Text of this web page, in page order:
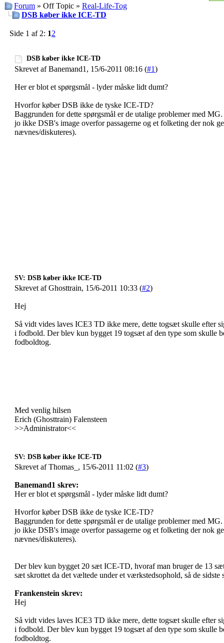
Forum » Off Topic » Real-Life-Tog
DSB køber ikke ICE-TD
Side 1 af 2: 12
DSB køber ikke ICE-TD
Skrevet af Banemand1, 15/6-2011 08:16 (#1)
Her er blot et spørgsmål - lyder måske lidt dumt?
Hvorfor køber DSB ikke de tyske ICE-TD?
Baggrunden for dette spørgsmål er de utalige problemer med
jo ikke DSB's image overfor passagerne og et folketing der nok
nævnes/diskuteres).
SV: DSB køber ikke ICE-TD
Skrevet af Ghosttrain, 15/6-2011 10:33 (#2)
Hej
Så vidt vides laves ICE3 TD ikke mere, dette togsæt skulle
i fodbold. Der blev kun bygget 19 togsæt af den type som skulle
fodboldtog.
Med venlig hilsen
Erich (Ghosttrain) Falensteen
>>Administrator<<
SV: DSB køber ikke ICE-TD
Skrevet af Thomas_, 15/6-2011 11:02 (#3)
Banemand1 skrev:
Her er blot et spørgsmål - lyder måske lidt dumt?
Hvorfor køber DSB ikke de tyske ICE-TD?
Baggrunden for dette spørgsmål er de utalige problemer med
jo ikke DSB's image overfor passagerne og et folketing der nok
nævnes/diskuteres).
Der blev kun bygget 20 sæt ICE-TD, hvoraf man bruger de 13
sæt skrottet da det væltede under et værkstedsophold, så de
Frankenstein skrev:
Hej
Så vidt vides laves ICE3 TD ikke mere, dette togsæt skulle
i fodbold. Der blev kun bygget 19 togsæt af den type som skulle
fodboldtog.